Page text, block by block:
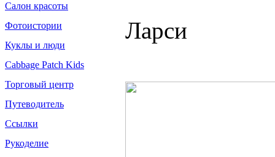
Салон красоты
Фотоистории
Куклы и люди
Cabbage Patch Kids
Торговый центр
Путеводитель
Ссылки
Рукоделие
Ларси